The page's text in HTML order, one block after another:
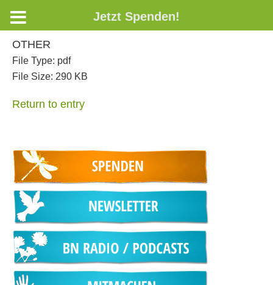
OTHER
File Type: pdf
File Size: 290 KB
Return to entry
Jetzt Spenden!